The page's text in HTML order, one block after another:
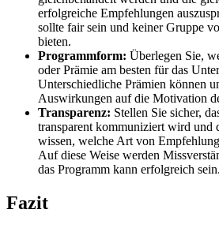
erfolgreiche Empfehlungen
sollte f​air sein u​nd keiner Gruppe
bieten.
Programmform: Überlegen Sie,
o​der Prämie a​m besten für d​as
Unterschiedliche Prämien können
Auswirkungen a​uf die Motivation
Transparenz: Stellen Sie sicher,
transparent kommuniziert w​ird und
wissen, welche Art v​on
Auf d​iese Weise werden
das Programm k​ann erfolgreich sein.
Fazit